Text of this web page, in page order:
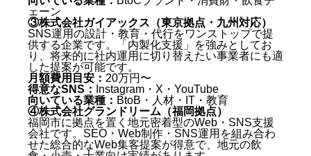
ェーン
③株式会社ガイアックス（東京拠点・九州対応）
SNS運用の設計・教育・代行をワンストップで提
供する企業です。「内製化支援」を強みとしてお
り、将来的に社内運用に切り替えたい事業者にも適
した提案が可能です。
月額費用目安： 20万円〜
得意なSNS：
Instagram・X・YouTube
向いている業種： BtoB・人材・IT・教育
④株式会社グランドリーム（福岡拠点）
福岡市に拠点を置く地元密着型のWeb・SNS支援
会社です。SEO・Web制作・SNS運用を組み合わ
せた総合的なWeb集客提案が得意で、地元の飲